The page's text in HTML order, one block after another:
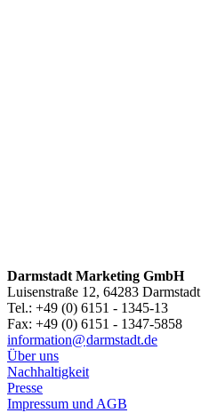
Darmstadt Marketing GmbH
Luisenstraße 12, 64283 Darmstadt
Tel.: +49 (0) 6151 - 1345-13
Fax: +49 (0) 6151 - 1347-5858
information@darmstadt.de
Über uns
Nachhaltigkeit
Presse
Impressum und AGB